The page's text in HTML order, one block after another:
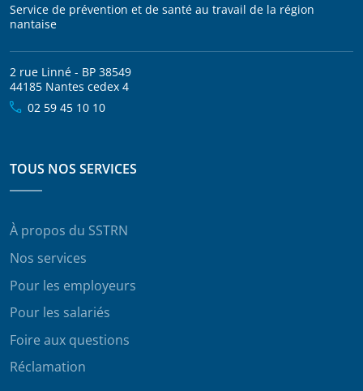
Service de prévention et de santé au travail de la région
nantaise
2 rue Linné - BP 38549
44185 Nantes cedex 4
02 59 45 10 10
TOUS NOS SERVICES
À propos du SSTRN
Nos services
Pour les employeurs
Pour les salariés
Foire aux questions
Réclamation